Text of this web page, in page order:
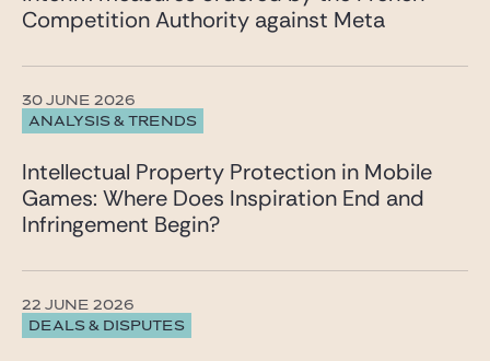
Competition Authority against Meta
ANALYSIS & TRENDS
30 JUNE 2026
Intellectual Property Protection in Mobile
Games: Where Does Inspiration End and
Infringement Begin?
DEALS & DISPUTES
22 JUNE 2026